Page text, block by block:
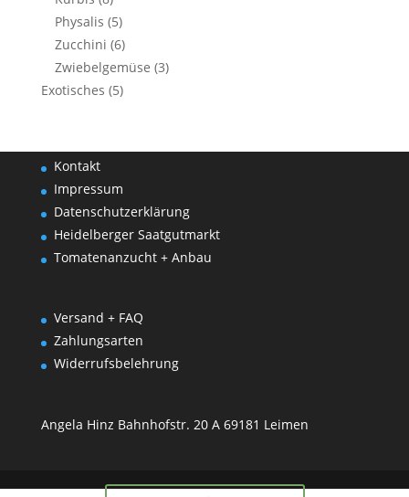
Physalis (5)
Zucchini (6)
Zwiebelgemüse (3)
Exotisches (5)
Kontakt
Impressum
Datenschutzerklärung
Heidelberger Saatgutmarkt
Tomatenanzucht + Anbau
Versand + FAQ
Zahlungsarten
Widerrufsbelehrung
Angela Hinz Bahnhofstr. 20 A 69181 Leimen